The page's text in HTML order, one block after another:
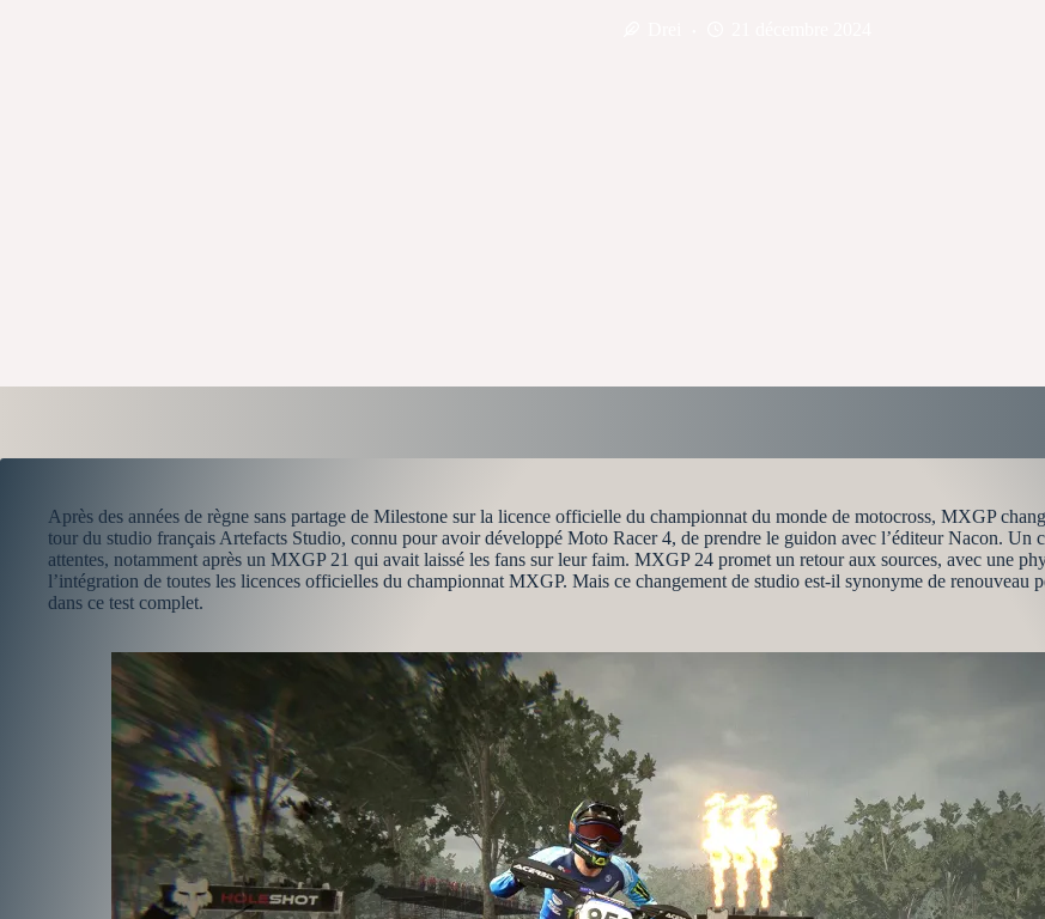
Après des années de règne sans partage de Milestone sur la licence officielle du championnat du monde de motocross, MXGP
tour du studio français Artefacts Studio, connu pour avoir développé Moto Racer 4, de prendre le guidon avec l’éditeur Nacon. Un
attentes, notamment après un MXGP 21 qui avait laissé les fans sur leur faim. MXGP 24 promet un retour aux sources, avec une
l’intégration de toutes les licences officielles du championnat MXGP. Mais ce changement de studio est-il synonyme de renouveau
dans ce test complet.